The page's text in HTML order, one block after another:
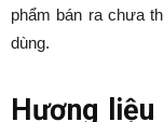
phẩm bán ra chưa
dùng.
Hương